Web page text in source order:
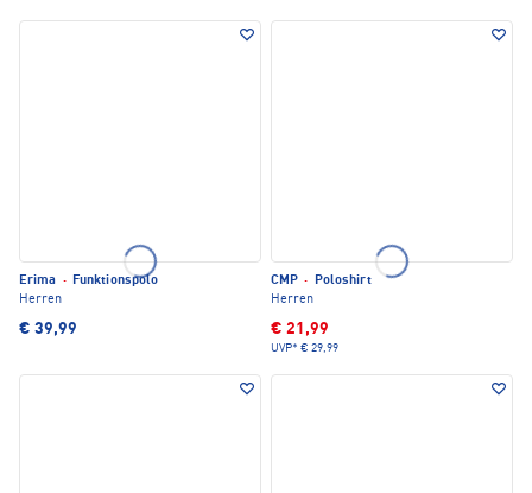
Erima · Funktionspolo
Herren
€ 39,99
CMP ·
Poloshirt
Herren
€ 21,99
UVP* € 29,99